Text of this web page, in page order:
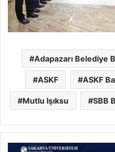
Adapazarı Belediye
ASKF ASKF
Mutlu Işıksu SBB
Devlet